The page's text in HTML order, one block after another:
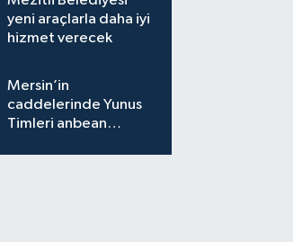
yeni araçlarla daha iyi
hizmet verecek
Mersin’in
caddelerinde Yunus
Timleri anbean